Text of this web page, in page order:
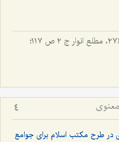
. اسرار ملکوت ج ٣ ص ٢٧٦، مطلع انوار ج ٢ ص ١١٧؛
4
در طرح مکتب اسلام برای جوامع